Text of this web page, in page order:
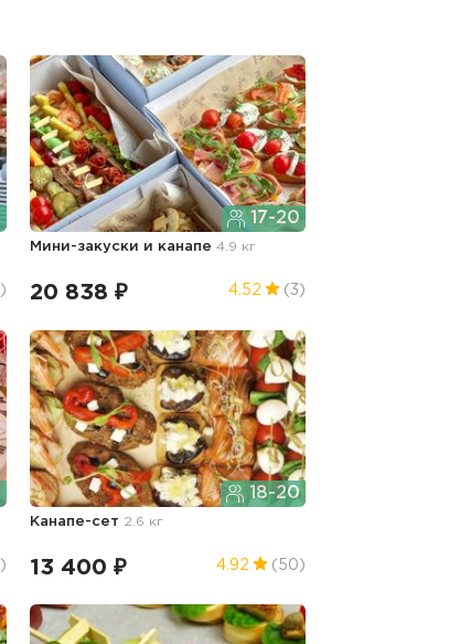
17-20
Мини-закуски и канапе4.9 кг
20 838 ₽ 4.52 (3)
18-20
Канапе-сет 2.6 кг
13 400 ₽ 4.92 (50)